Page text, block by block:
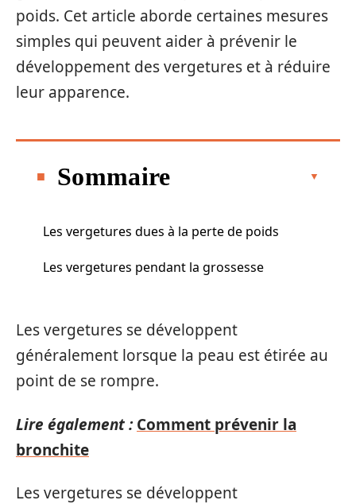
poids. Cet article aborde certaines mesures
simples qui peuvent aider à prévenir le
développement des vergetures et à réduire
leur apparence.
Sommaire
Les vergetures dues à la perte de poids
Les vergetures pendant la grossesse
Les vergetures se développent
généralement lorsque la peau est étirée au
point de se rompre.
Lire également : Comment prévenir la
bronchite
Les vergetures se développent